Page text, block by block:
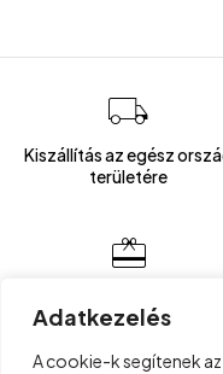
Adatkezelés
A cookie-k segítenek
Kiszállítás az egész
területére